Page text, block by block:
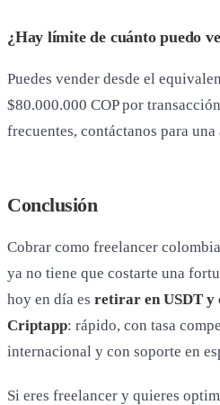
¿Hay límite de cuánto puedo
Puedes vender desde el
$80.000.000 COP por
frecuentes, contáctanos para
Conclusión
Cobrar como freelancer
ya no tiene que costarte una
hoy en día es retirar en USDT y
Criptapp: rápido, con tasa
internacional y con soporte en
Si eres freelancer y quieres